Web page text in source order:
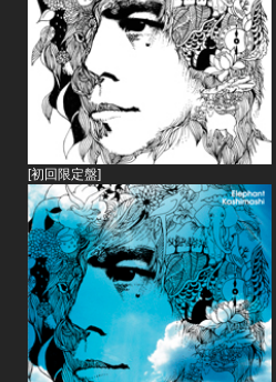
[初回限定盤]